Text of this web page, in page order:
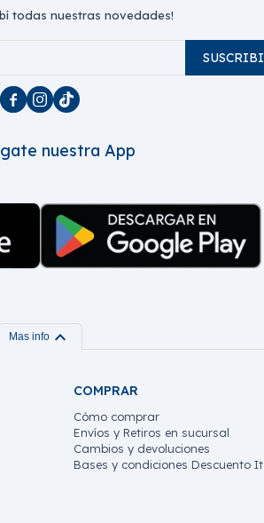
todas nuestras novedades!
  
nuestra App
Mas info expand_more
COMPRAR
Cómo comprar
Envíos y Retiros en sucursal
Cambios y devoluciones
Bases y condiciones Descuento